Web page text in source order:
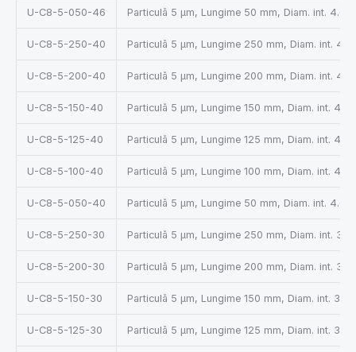
U-C8-5-050-46 Particulă 5 µm, Lungime 50 mm, Diam. int. 4.6
U-C8-5-250-40 Particulă 5 µm, Lungime 250 mm, Diam. int. 4.0
U-C8-5-200-40 Particulă 5 µm, Lungime 200 mm, Diam. int. 4.0
U-C8-5-150-40 Particulă 5 µm, Lungime 150 mm, Diam. int. 4.0
U-C8-5-125-40 Particulă 5 µm, Lungime 125 mm, Diam. int. 4.0
U-C8-5-100-40 Particulă 5 µm, Lungime 100 mm, Diam. int. 4.0
U-C8-5-050-40 Particulă 5 µm, Lungime 50 mm, Diam. int. 4.0
U-C8-5-250-30 Particulă 5 µm, Lungime 250 mm, Diam. int. 3.0
U-C8-5-200-30 Particulă 5 µm, Lungime 200 mm, Diam. int. 3.0
U-C8-5-150-30 Particulă 5 µm, Lungime 150 mm, Diam. int. 3.0
U-C8-5-125-30 Particulă 5 µm, Lungime 125 mm, Diam. int. 3.0